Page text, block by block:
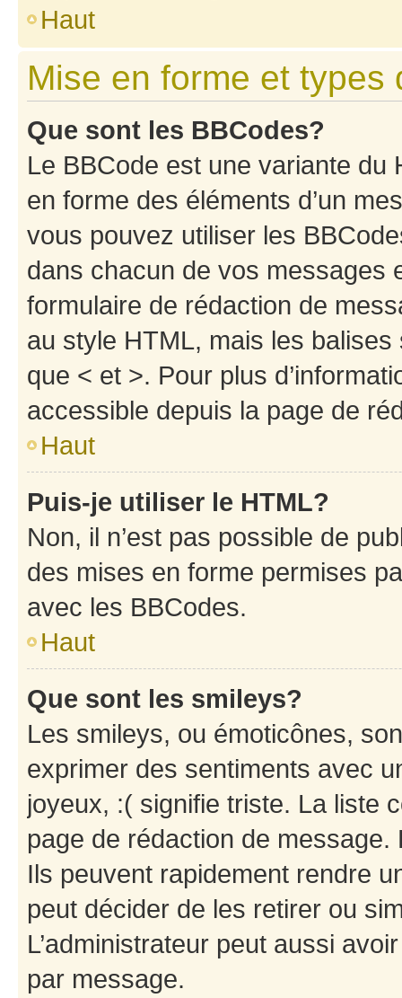
Haut
Mise en forme et types
Que sont les BBCodes?
Le BBCode est une variante du
en forme des éléments d’un
vous pouvez utiliser les
dans chacun de vos messages
formulaire de rédaction de
au style HTML, mais les
que < et >. Pour plus
accessible depuis la page de
Haut
Puis-je utiliser le HTML?
Non, il n’est pas possible de
des mises en forme permises
avec les BBCodes.
Haut
Que sont les smileys?
Les smileys, ou émoticônes,
exprimer des sentiments avec
joyeux, :( signifie triste. La liste
page de rédaction de
Ils peuvent rapidement rendre
peut décider de les retirer ou
L’administrateur peut aussi
par message.